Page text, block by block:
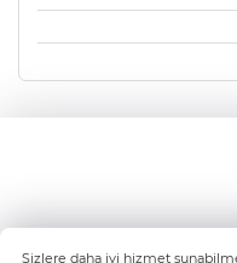
Sizlere daha iyi hizmet